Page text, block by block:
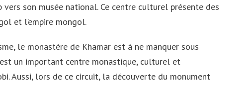
son musée national. Ce centre culturel présente des
et l’empire mongol.
le monastère de Khamar est à ne manquer sous
un important centre monastique, culturel et
Aussi, lors de ce circuit, la découverte du monument